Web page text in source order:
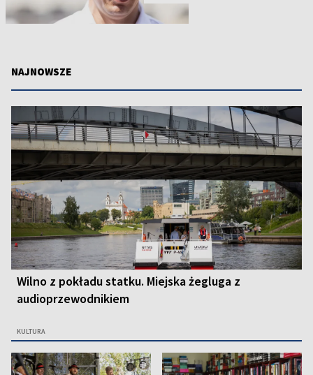
NAJNOWSZE
Wilno z pokładu statku. Miejska żegluga z
audioprzewodnikiem
KULTURA